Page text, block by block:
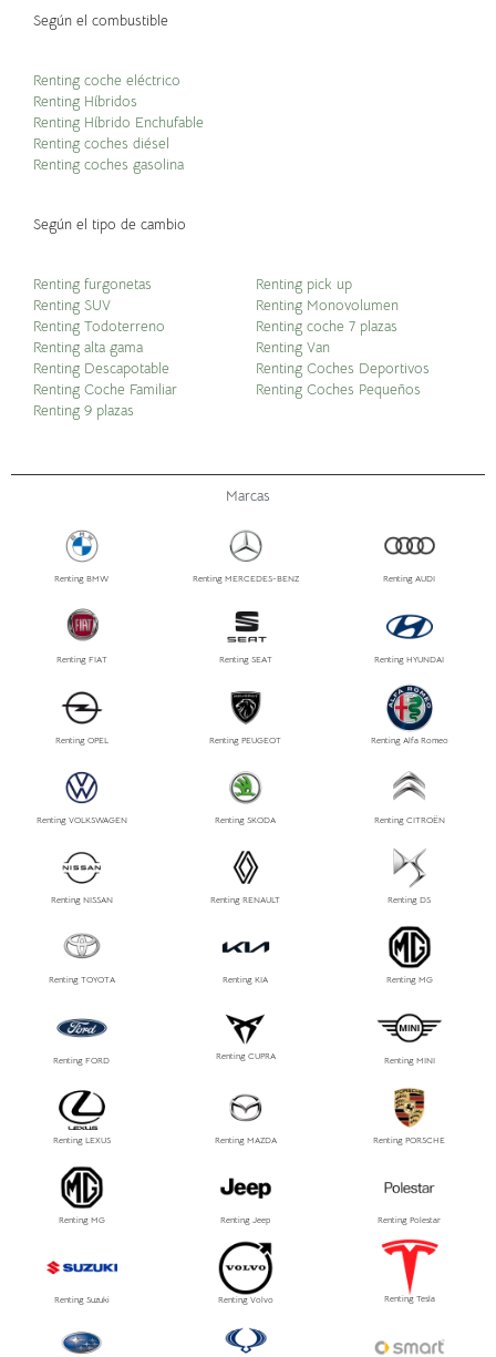
Según el combustible
Renting coche eléctrico
Renting Híbridos
Renting Híbrido Enchufable
Renting coches diésel
Renting coches gasolina
Según el tipo de cambio
Renting furgonetas
Renting SUV
Renting Todoterreno
Renting alta gama
Renting Descapotable
Renting Coche Familiar
Renting 9 plazas
Renting pick up
Renting Monovolumen
Renting coche 7 plazas
Renting Van
Renting Coches Deportivos
Renting Coches Pequeños
Marcas
Renting BMW Renting MERCEDES-BENZ Renting AUDI
Renting FIAT Renting SEAT Renting HYUNDAI
Renting OPEL Renting PEUGEOT Renting Alfa Romeo
Renting VOLKSWAGEN Renting SKODA Renting CITROËN
Renting NISSAN Renting RENAULT Renting DS
Renting TOYOTA Renting KIA Renting MG
Renting FORD Renting CUPRA Renting MINI
Renting LEXUS Renting MAZDA Renting PORSCHE
Renting MG Renting Jeep Renting Polestar
Renting Suzuki Renting Volvo Renting Tesla